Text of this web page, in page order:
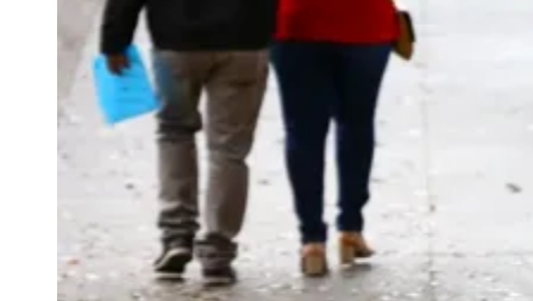
Para Sua Empresa
Anuncie Regional
Guia de Empresas
Vagas na Região
Novo
Hub de Negócios
Selo Verificado
Portal Educacional
Agenda de Vestibulares
Vagas de Emprego
Concursos